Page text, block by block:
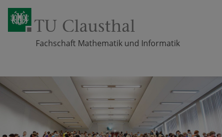
Zum Inhalt springen
Fachschaft Mathematik und Informatik